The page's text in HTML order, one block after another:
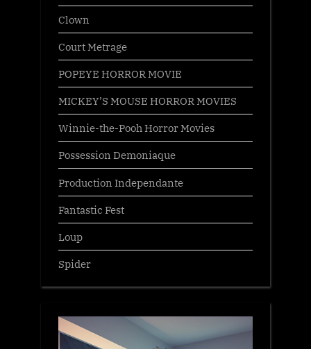
Clown
Court Metrage
POPEYE HORROR MOVIE
MICKEY’S MOUSE HORROR MOVIES
Winnie-the-Pooh Horror Movies
Possession Demoniaque
Production Independante
Fantastic Fest
Loup
Spider